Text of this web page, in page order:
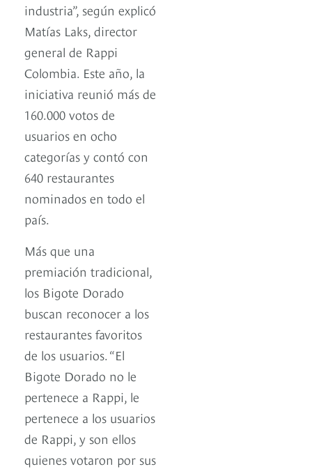
industria”, según explicó
Matías Laks, director
general de Rappi
Colombia. Este año, la
iniciativa reunió más de
160.000 votos de
usuarios en ocho
categorías y contó con
640 restaurantes
nominados en todo el
país.
Más que una
premiación tradicional,
los Bigote Dorado
buscan reconocer a los
restaurantes favoritos
de los usuarios. “El
Bigote Dorado no le
pertenece a Rappi, le
pertenece a los usuarios
de Rappi, y son ellos
quienes votaron por sus